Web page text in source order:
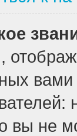
вы не